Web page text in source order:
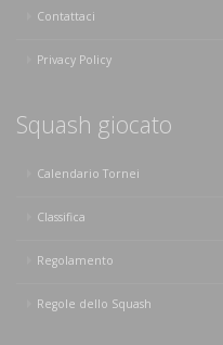
Contattaci
Privacy Policy
Squash giocato
Calendario Tornei
Classifica
Regolamento
Regole dello Squash